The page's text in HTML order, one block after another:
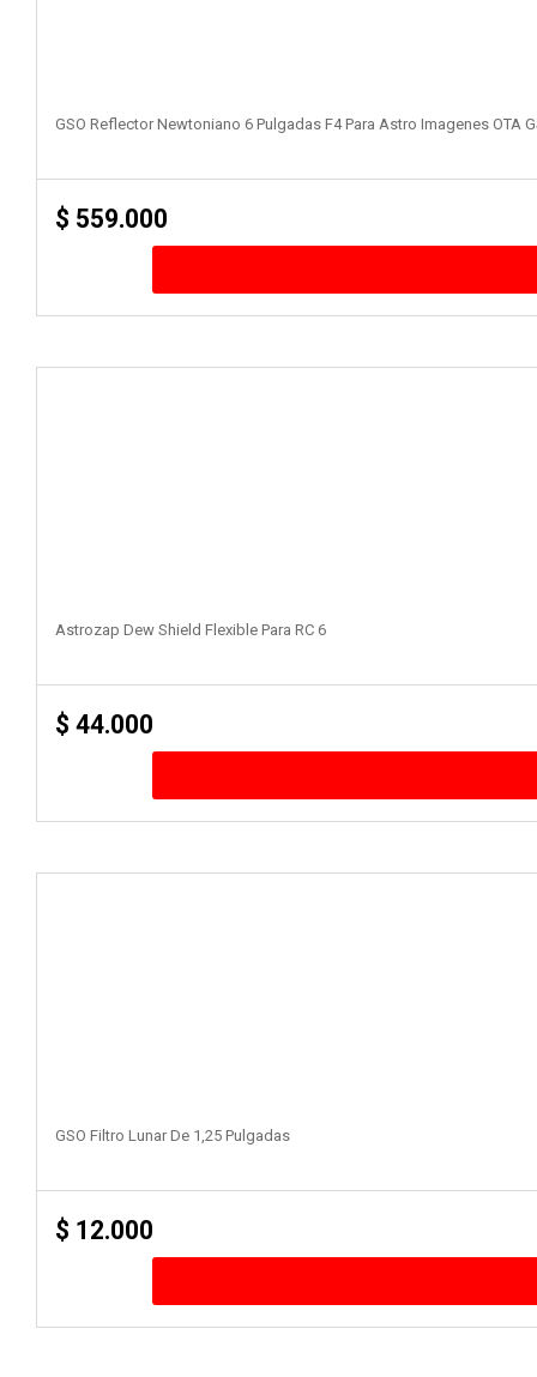
GSO Reflector Newtoniano 6 Pulgadas F4 Para Astro Imagenes OTA
$ 559.000
Astrozap Dew Shield Flexible Para RC 6
$ 44.000
GSO Filtro Lunar De 1,25 Pulgadas
$ 12.000